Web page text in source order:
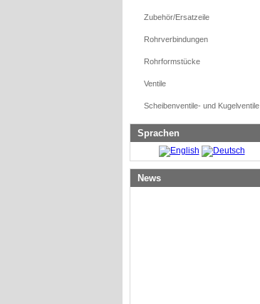
Zubehör/Ersatzeile
Rohrverbindungen
Rohrformstücke
Ventile
Scheibenventile- und Kugelventile
Sprachen
News